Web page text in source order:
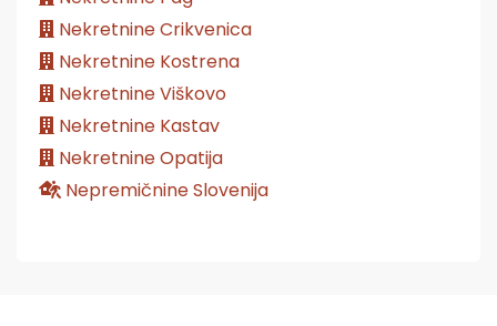
Nekretnine Crikvenica
Nekretnine Kostrena
Nekretnine Viškovo
Nekretnine Kastav
Nekretnine Opatija
Nepremičnine Slovenija